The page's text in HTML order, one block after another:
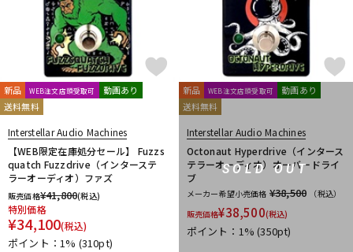
新品 WEB注文店頭受取可
動画あり
送料無料
Interstellar Audio Machines
【WEB限定在庫処分セール】 Fuzzs
quatch Fuzzdrive（インターステ
ラーオーディオ）ファズ
販売価格¥41,800(税込)
特別価格
¥34,100(税込)
ポイント：1% (310pt)
SOLD OUT
新品 WEB注文店頭受取可
動画あり
送料無料
Interstellar Audio Machines
Octonaut Hyperdrive（インタース
テラーオーディオ）オーバードライ
ブ
メーカー希望小売価格 ¥38,500
（税込）
販売価格¥38,500(税込)
ポイント：1%(350pt)